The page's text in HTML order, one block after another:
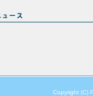
Copyright (C)